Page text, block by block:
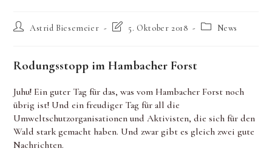
Beitrags-Astrid Biesemeier
Beitrag
am:
5. Oktober 2018
Beitrags-
News
Rodungsstopp im Hambacher Forst
Juhu! Ein guter Tag für das, was vom Hambacher Forst noch
übrig ist! Und ein freudiger Tag für all die
Umweltschutzorganisationen und Aktivisten, die sich für den
Wald stark gemacht haben. Und zwar gibt es gleich zwei gute
Nachrichten.